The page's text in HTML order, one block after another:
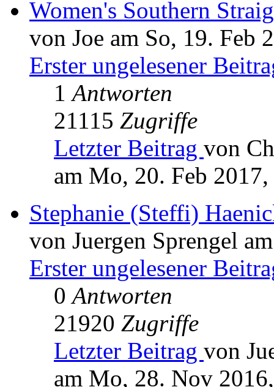
Women's Southern
von Joe am So, 19. Feb
Erster ungelesener
1Antworten
21115 Zugriffe
Letzter Beitrag von
am Mo, 20. Feb
Stephanie (Steffi)
von Juergen Sprengel
Erster ungelesener
0Antworten
21920 Zugriffe
Letzter Beitrag von
am Mo, 28. Nov